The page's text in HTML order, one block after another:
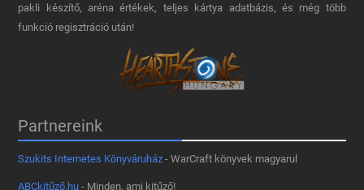
pakli készítő, aréna értékek, teljes kártya adatbázis, és még több
funkció regisztráció után!
Partnereink
Szukits Internetes Könyváruház - WarCraft könyvek magyarul
ABCkitűző.hu - Minden, ami kitűző!